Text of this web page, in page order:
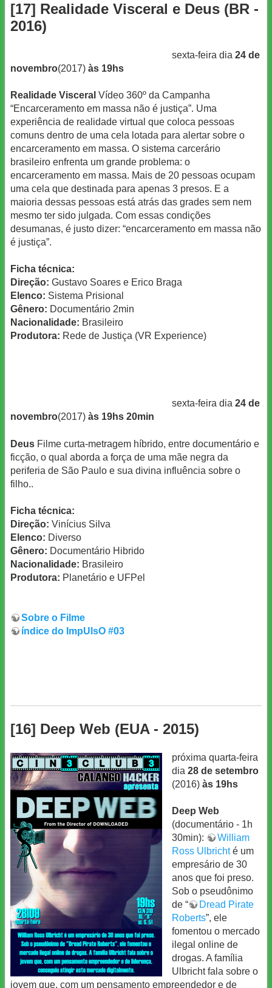
[17] Realidade Visceral e Deus (BR -
2016)
sexta-feira dia 24 de
novembro(2017) às 19hs
Realidade Visceral Vídeo 360º da Campanha
“Encarceramento em massa não é justiça”. Uma
experiência de realidade virtual que coloca pessoas
comuns dentro de uma cela lotada para alertar sobre o
encarceramento em massa. O sistema carcerário
brasileiro enfrenta um grande problema: o
encarceramento em massa. Mais de 20 pessoas ocupam
uma cela que destinada para apenas 3 presos. E a
maioria dessas pessoas está atrás das grades sem nem
mesmo ter sido julgada. Com essas condições
desumanas, é justo dizer: “encarceramento em massa não
é justiça”.
Ficha técnica:
Direção: Gustavo Soares e Erico Braga
Elenco: Sistema Prisional
Gênero: Documentário 2min
Nacionalidade: Brasileiro
Produtora: Rede de Justiça (VR Experience)
sexta-feira dia 24 de
novembro(2017) às 19hs 20min
Deus Filme curta-metragem híbrido, entre documentário e
ficção, o qual aborda a força de uma mãe negra da
periferia de São Paulo e sua divina influência sobre o
filho..
Ficha técnica:
Direção: Vinícius Silva
Elenco: Diverso
Gênero: Documentário Hibrido
Nacionalidade: Brasileiro
Produtora: Planetário e UFPel
Sobre o Filme
índice do ImpUlsO #03
[16] Deep Web (EUA - 2015)
próxima quarta-feira
dia 28 de setembro
(2016) às 19hs
Deep Web
(documentário - 1h
30min):
William
Ross Ulbrichté um
empresário de 30
anos que foi preso.
Sob o pseudônimo
de “
Dread Pirate
Roberts”, ele
fomentou o mercado
ilegal online de
drogas. A família
Ulbricht fala sobre o
jovem que, com um pensamento empreendedor e de